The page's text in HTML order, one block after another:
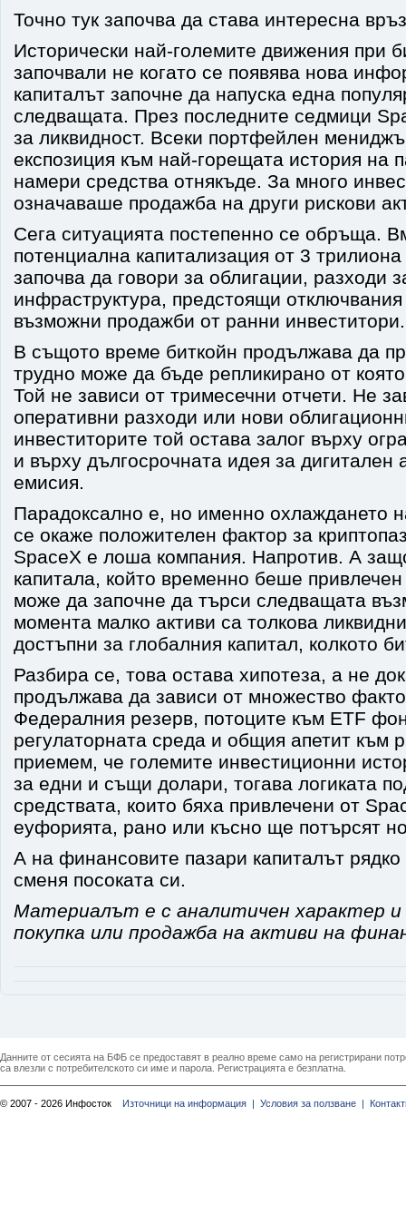
Точно тук започва да става интересна
Исторически най-големите движения при
започвали не когато се появява нова
капиталът започне да напуска една
следващата. През последните седмици
за ликвидност. Всеки портфейлен
експозиция към най-горещата история на
намери средства отнякъде. За много
означаваше продажба на други рискови
Сега ситуацията постепенно се обръща.
потенциална капитализация от 3
започва да говори за облигации, разходи
инфраструктура, предстоящи
възможни продажби от ранни инвеститори.
В същото време биткойн продължава да
трудно може да бъде репликирано от
Той не зависи от тримесечни отчети. Не
оперативни разходи или нови
инвеститорите той остава залог върху
и върху дългосрочната идея за дигитален
емисия.
Парадоксално е, но именно охлаждането
се окаже положителен фактор за
SpaceX е лоша компания. Напротив. А
капитала, който временно беше
може да започне да търси следващата
момента малко активи са толкова
достъпни за глобалния капитал, колкото
Разбира се, това остава хипотеза, а не
продължава да зависи от множество
Федералния резерв, потоците към ETF
регулаторната среда и общия апетит към
приемем, че големите инвестиционни
за едни и същи долари, тогава логиката
средствата, които бяха привлечени от
еуфорията, рано или късно ще потърсят
А на финансовите пазари капиталът рядко
сменя посоката си.
Материалът е с аналитичен характер и
покупка или продажба на активи на
Данните от сесията на БФБ се предоставят в реално време само на регистрирани
са влезли с потребителското си име и парола. Регистрацията е безплатна.
© 2007 - 2026 Инфосток Източници на информация | Условия за ползване |